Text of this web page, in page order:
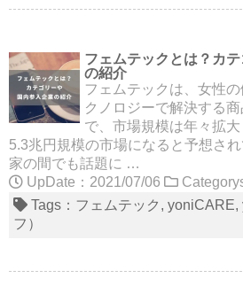
フェムテックとは？カ
の紹介
フェムテックは、女性
クノロジーで解決する
で、市場規模は年々拡
5.3兆円規模の市場になると予想さ
家の間でも話題に …
UpDate：2021/07/06
Tags： フェムテック yoniCARE
フ）